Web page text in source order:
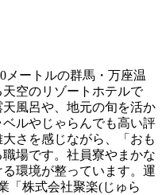
メートルの群馬・万座温
空のリゾートホテルで
風呂や、地元の旬を活か
ルやじゃらんでも高い評
さを感じながら、「おも
場です。社員寮やまかな
環境が整っています。運
「株式会社聚楽(じゅら